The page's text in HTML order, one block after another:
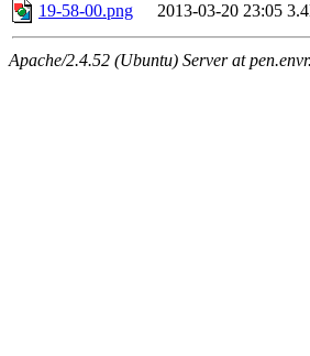
19-58-00.png
2013-03-20 23:05
Apache/2.4.52 (Ubuntu) Server at